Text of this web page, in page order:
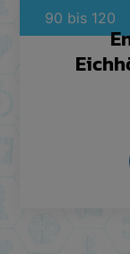
90 bis 120